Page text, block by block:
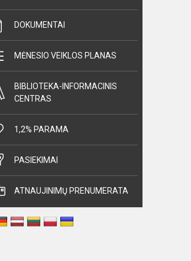
DOKUMENTAI
MĖNESIO VEIKLOS PLANAS
BIBLIOTEKA-INFORMACINIS
CENTRAS
1,2% PARAMA
PASIEKIMAI
ATNAUJINIMŲ PRENUMERATA